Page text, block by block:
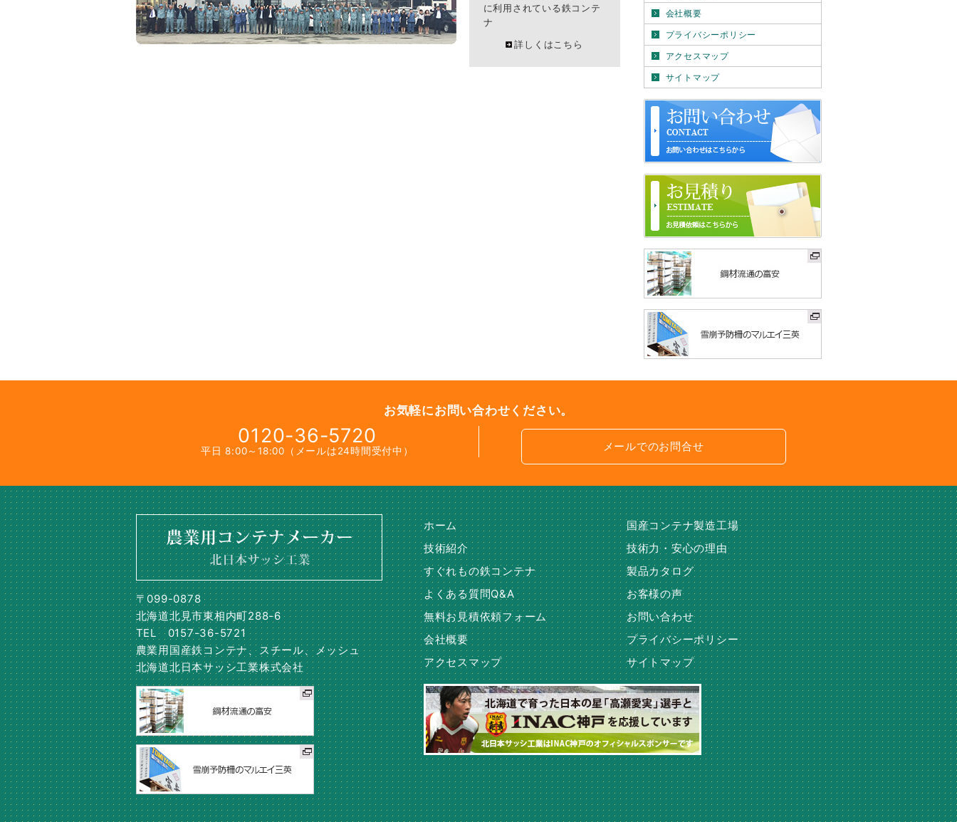
に利用されている鉄コンテ
ナ
詳しくはこちら
会社概要
プライバシーポリシー
アクセスマップ
サイトマップ
お気軽にお問い合わせください。
0120-36-5720
平日 8:00～18:00（メールは24時間受付中） メールでのお問合せ
〒099-0878
北海道北見市東相内町288-6
TEL 0157-36-5721
農業用国産鉄コンテナ、スチール、メッシュ
北海道北日本サッシ工業株式会社
ホーム
国産コンテナ製造工場
技術紹介
技術力・安心の理由
すぐれもの鉄コンテナ
製品カタログ
よくある質問Q&A
お客様の声
無料お見積依頼フォーム
お問い合わせ
会社概要
プライバシーポリシー
アクセスマップ
サイトマップ